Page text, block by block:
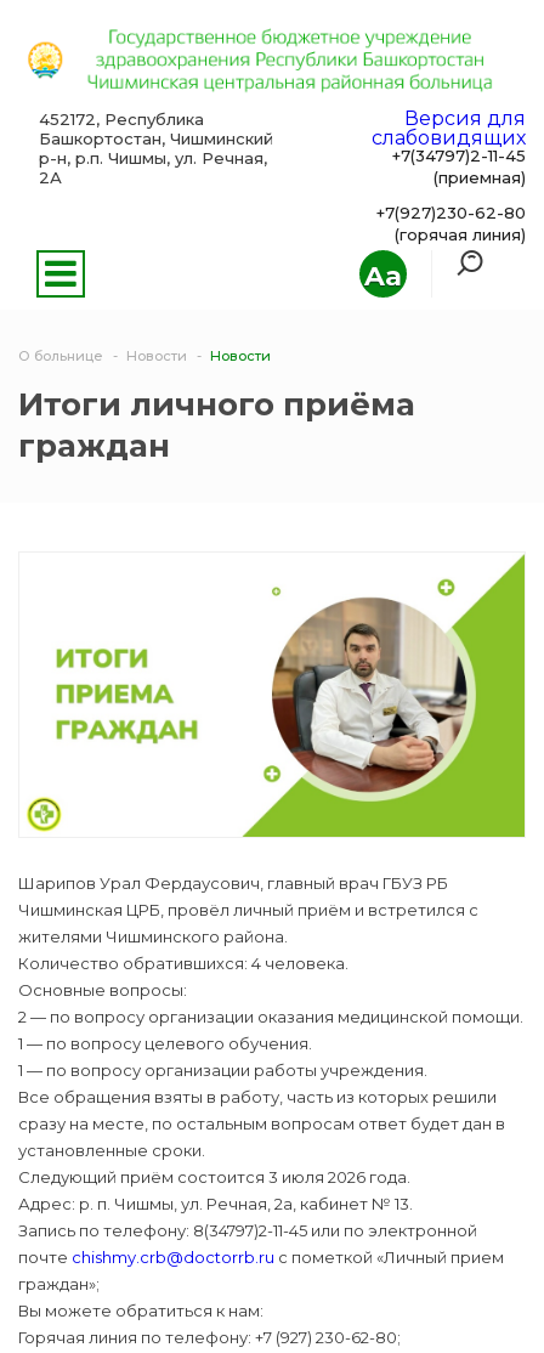
Aa
452172, Республика
Башкортостан, Чишминский
р-н, р.п. Чишмы, ул. Речная,
2А
Версия для
слабовидящих
+7(34797)2-11-45
(приемная)
+7(927)230-62-80
(горячая линия)
О больнице Новости Новости
Итоги личного приёма
граждан
Шарипов Урал Фердаусович, главный врач ГБУЗ РБ
Чишминская ЦРБ, провёл личный приём и встретился с
жителями Чишминского района.
Количество обратившихся: 4 человека.
Основные вопросы:
2 — по вопросу организации оказания медицинской помощи.
1 — по вопросу целевого обучения.
1 — по вопросу организации работы учреждения.
Все обращения взяты в работу, часть из которых решили
сразу на месте, по остальным вопросам ответ будет дан в
установленные сроки.
Следующий приём состоится 3 июля 2026 года.
Адрес: р. п. Чишмы, ул. Речная, 2а, кабинет № 13.
Запись по телефону: 8(34797)2-11-45 или по электронной
почте chishmy.crb@doctorrb.ru с пометкой «Личный прием
граждан»;
Вы можете обратиться к нам:
Горячая линия по телефону: +7 (927) 230-62-80;